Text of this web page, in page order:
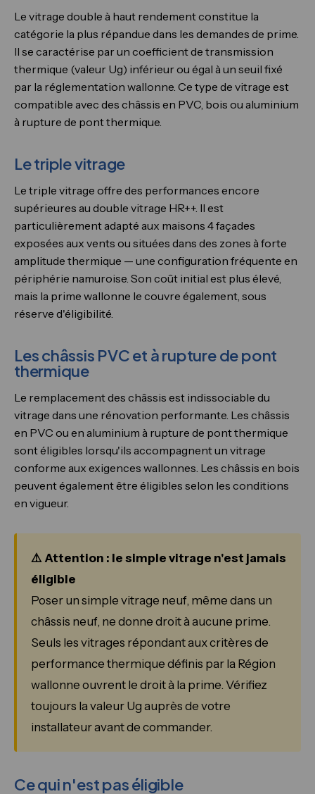
Le vitrage double à haut rendement constitue la
catégorie la plus répandue dans les demandes de prime.
Il se caractérise par un coefficient de transmission
thermique (valeur Ug) inférieur ou égal à un seuil fixé
par la réglementation wallonne. Ce type de vitrage est
compatible avec des châssis en PVC, bois ou aluminium
à rupture de pont thermique.
Le triple vitrage
Le triple vitrage offre des performances encore
supérieures au double vitrage HR++. Il est
particulièrement adapté aux maisons 4 façades
exposées aux vents ou situées dans des zones à forte
amplitude thermique — une configuration fréquente en
périphérie namuroise. Son coût initial est plus élevé,
mais la prime wallonne le couvre également, sous
réserve d'éligibilité.
Les châssis PVC et à rupture de pont
thermique
Le remplacement des châssis est indissociable du
vitrage dans une rénovation performante. Les châssis
en PVC ou en aluminium à rupture de pont thermique
sont éligibles lorsqu'ils accompagnent un vitrage
conforme aux exigences wallonnes. Les châssis en bois
peuvent également être éligibles selon les conditions
en vigueur.
⚠️ Attention : le simple vitrage n'est jamais
éligible
Poser un simple vitrage neuf, même dans un
châssis neuf, ne donne droit à aucune prime.
Seuls les vitrages répondant aux critères de
performance thermique définis par la Région
wallonne ouvrent le droit à la prime. Vérifiez
toujours la valeur Ug auprès de votre
installateur avant de commander.
Ce qui n'est pas éligible